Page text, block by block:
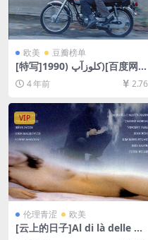
欧美 豆瓣榜单
[特写]کلوزآپ (1990)[百度网盘
+迅雷云盘资源1080P超清未
删减][MP4/6.3GB][中文字幕]
4 年前 2.76
VIP
伦理青涩 欧美
[云上的日子]Al di là delle nu